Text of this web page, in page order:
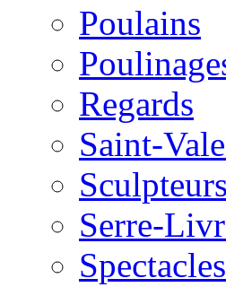
Poulains
Regards
Saint-
Sculpteurs
Serre-
Spectacles